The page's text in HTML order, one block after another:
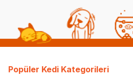
Popüler Kedi Kategorileri